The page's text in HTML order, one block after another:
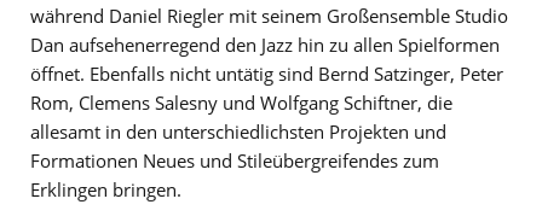
während Daniel Riegler mit seinem Großensemble Studio
Dan aufsehenerregend den Jazz hin zu allen Spielformen
öffnet. Ebenfalls nicht untätig sind Bernd Satzinger, Peter
Rom, Clemens Salesny und Wolfgang Schiftner, die
allesamt in den unterschiedlichsten Projekten und
Formationen Neues und Stileübergreifendes zum
Erklingen bringen.